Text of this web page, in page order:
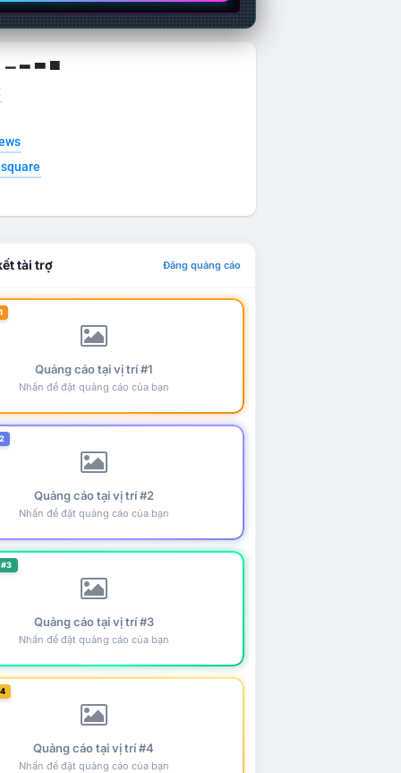
▁ ▂ ▃ ▄
tài trợ Đăng quảng cáo
Quảng cáo tại vị trí #1
Nhấn để đặt quảng cáo của bạn
Quảng cáo tại vị trí #2
Nhấn để đặt quảng cáo của bạn
Quảng cáo tại vị trí #3
Nhấn để đặt quảng cáo của bạn
Quảng cáo tại vị trí #4
Nhấn để đặt quảng cáo của bạn